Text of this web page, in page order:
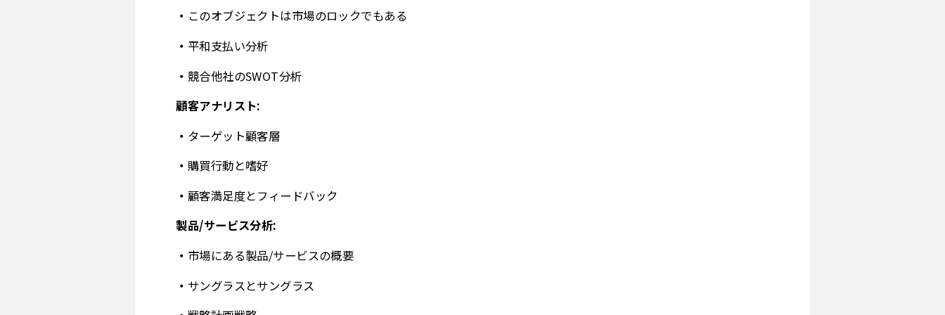
このオブジェクトは市場のロックでもある
平和支払い分析
競合他社のSWOT分析
顧客アナリスト:
ターゲット顧客層
購買行動と嗜好
顧客満足度とフィードバック
製品/サービス分析:
市場にある製品/サービスの概要
サングラスとサングラス